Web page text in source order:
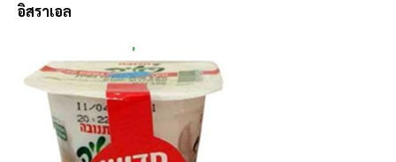
อิสราเอล